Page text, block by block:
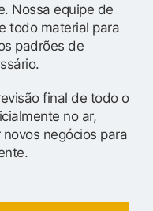
Nossa equipe de
todo material para
padrões de
final de todo o
no ar,
negócios para